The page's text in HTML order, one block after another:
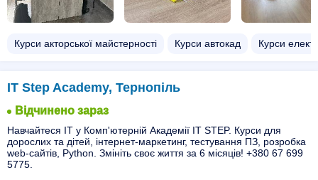
Курси акторської майстерності Курси автокад Курси
IT Step Academy, Тернопіль
Відчинено зараз
Навчайтеся ІТ у Комп'ютерній Академії IT STEP. Курси для
дорослих та дітей, інтернет-маркетинг, тестування ПЗ, розробка
web-сайтів, Python. Змініть своє життя за 6 місяців! +380 67 699
5775.